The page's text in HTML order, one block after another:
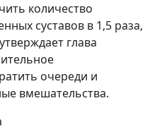
количество
суставов в 1,5 раза,
глава
очереди и
вмешательства.